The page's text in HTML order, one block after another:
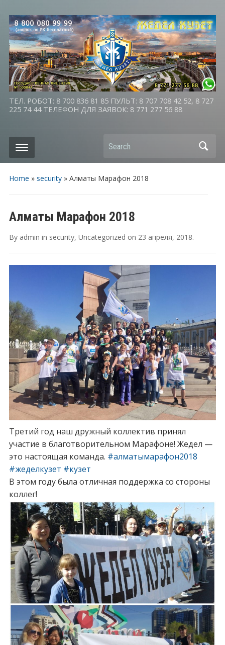
ТЕЛ. РОБОТ: 8 700 836 81 85 ПУЛЬТ: 8 707 708 42 52, 8 727
225 74 44 ТЕЛЕФОН ДЛЯ ЗАЯВОК: 8 771 277 56 88
Search
Home » security» Алматы Марафон 2018
Алматы Марафон 2018
By admin in security, Uncategorized on 23 апреля, 2018.
Третий год наш дружный коллектив принял
участие в благотворительном Марафоне! Жедел —
это настоящая команда. #алматымарафон2018
#жеделкузет #кузет
В этом году была отличная поддержка со стороны
коллег!